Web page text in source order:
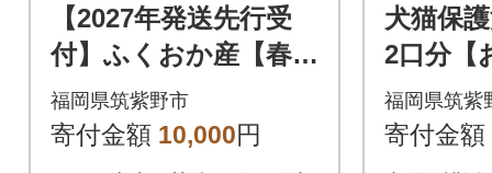
【2027年発送先行受
付】ふくおか産【春】
あまおう4パック(筑紫
野市)
福岡県筑紫野市
寄付金額 10,000円
犬猫保
2口分【
ト】
福岡県筑紫
寄付金額